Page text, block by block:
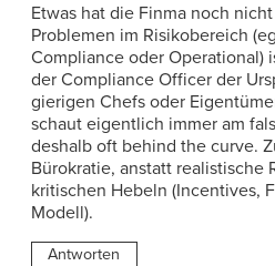
Etwas hat die Finma noch
Problemen im Risikobereich
Compliance oder Operational)
der Compliance Officer der
gierigen Chefs oder
schaut eigentlich immer am
deshalb oft behind the curve.
Bürokratie, anstatt realistische
kritischen Hebeln (Incentives,
Modell).
Antworten